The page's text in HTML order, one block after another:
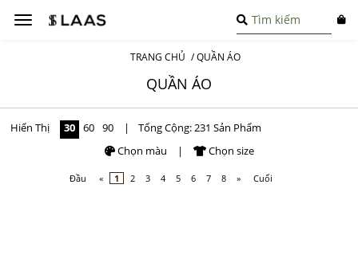
Toggle
TRANG CHỦ /QUẦN ÁO
QUẦN ÁO
Hiển Thị 30 60 90 |
Tổng Cộng: 231 Sản Phẩm
Chọn màu
| Chọn size
Đầu « 1 2 3 4 5 6 7 8 » Cuối